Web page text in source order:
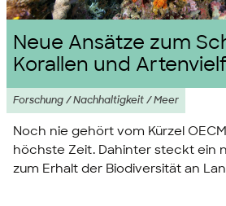
Neue Ansätze zum
Korallen und
Forschung / Nachhaltigkeit / Meer
Noch nie gehört vom Kürzel
höchste Zeit. Dahinter steckt ein
zum Erhalt der Biodiversität an